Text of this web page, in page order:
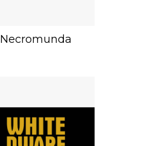
Necromunda